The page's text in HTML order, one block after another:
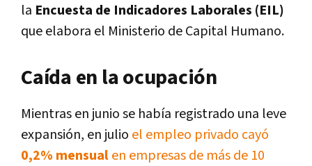
la Encuesta de Indicadores Laborales (EIL)
que elabora el Ministerio de Capital Humano.
Caída en la ocupación
Mientras en junio se había registrado una leve
expansión, en julio el empleo privado cayó
0,2% mensualen empresas de más de 10